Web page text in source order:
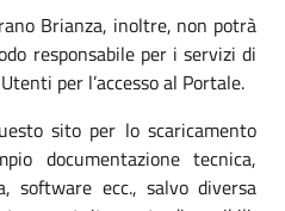
Brianza, inoltre, non potrà
responsabile per i servizi di
per l’accesso al Portale.
sito per lo scaricamento
documentazione tecnica,
software ecc., salvo diversa